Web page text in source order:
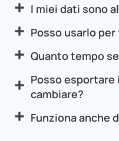
I miei dati sono
Posso usarlo
Quanto tempo
Posso esportare
cambiare?
Funziona anche